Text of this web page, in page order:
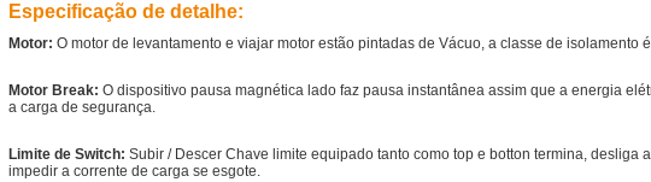
Especificação de detalhe:
Motor: O motor de levantamento e viajar motor estão pintadas de Vácuo, a classe de isolamento é
Motor Break: O dispositivo pausa magnética lado faz pausa instantânea assim que a energia
a carga de segurança.
Limite de Switch: Subir / Descer Chave limite equipado tanto como top e botton termina, desliga
impedir a corrente de carga se esgote.